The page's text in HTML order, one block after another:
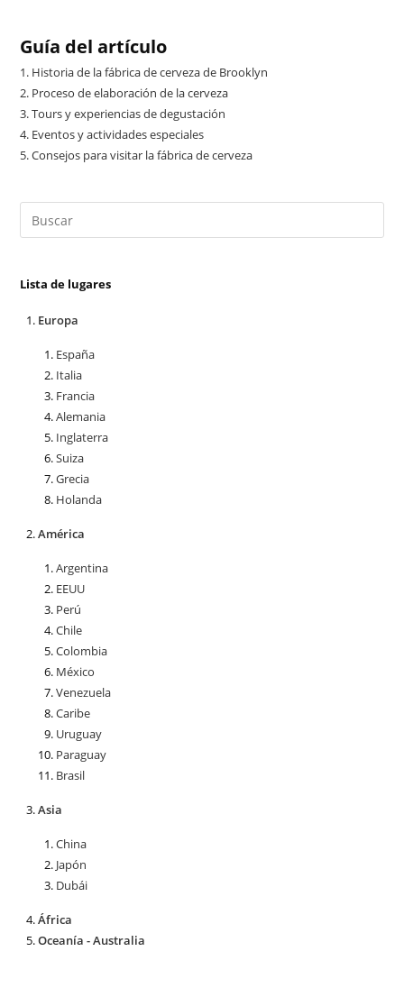
Guía del artículo
1. Historia de la fábrica de cerveza de Brooklyn
2. Proceso de elaboración de la cerveza
3.Tours y experiencias de degustación
4. Eventos y actividades especiales
5.Consejos para visitar la fábrica de cerveza
Lista de lugares
Europa
España
Italia
Francia
Alemania
Inglaterra
Suiza
Grecia
Holanda
América
Argentina
EEUU
Perú
Chile
Colombia
México
Venezuela
Caribe
Uruguay
Paraguay
Brasil
Asia
China
Japón
Dubái
África
Oceanía - Australia